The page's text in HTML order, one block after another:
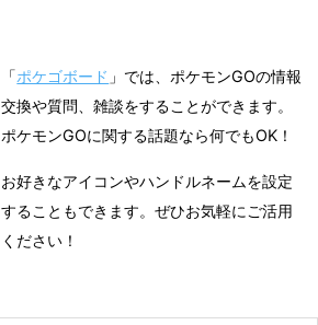
「ポケゴボード 」では、ポケモンGOの情報
交換や質問、雑談をすることができます。
ポケモンGOに関する話題なら何でもOK！
お好きなアイコンやハンドルネームを設定
することもできます。ぜひお気軽にご活用
ください！